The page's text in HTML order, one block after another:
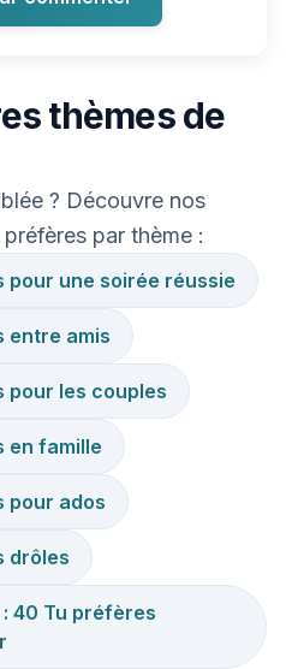
thèmes de
? Découvre nos
par thème :
pour une soirée réussie
entre amis
pour les couples
en famille
pour ados
drôles
40 Tu préfères